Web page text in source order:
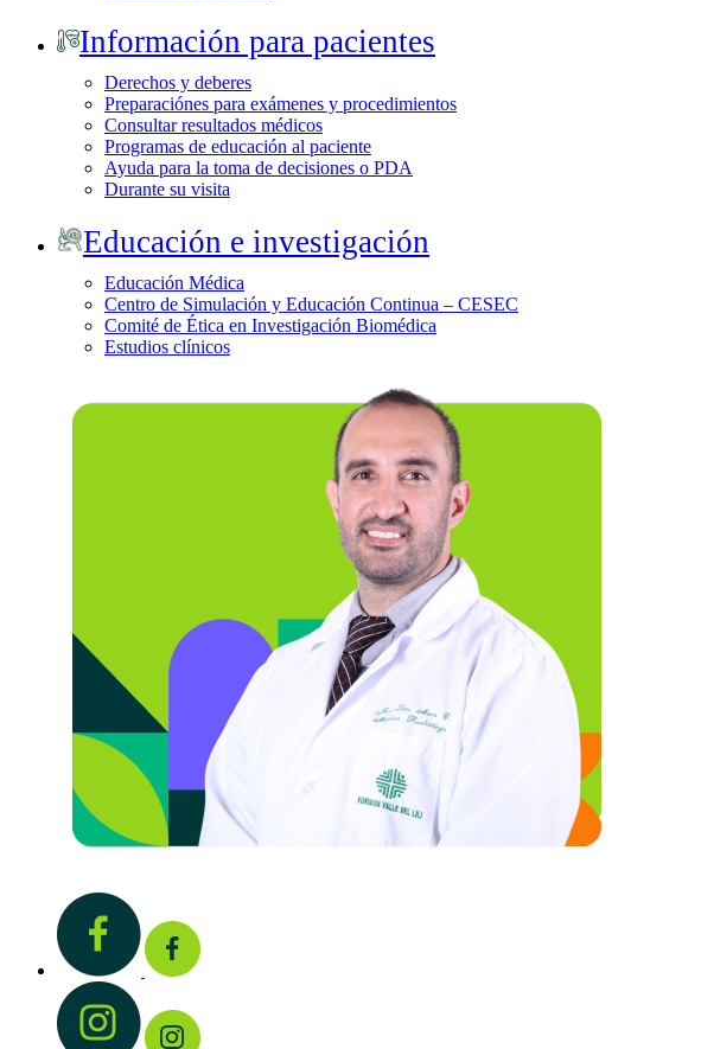
Información para pacientes
Derechos y deberes
Preparaciónes para exámenes y procedimientos
Consultar resultados médicos
Programas de educación al paciente
Ayuda para la toma de decisiones o PDA
Durante su visita
Educación e investigación
Educación Médica
Centro de Simulación y Educación Continua – CESEC
Comité de Ética en Investigación Biomédica
Estudios clínicos